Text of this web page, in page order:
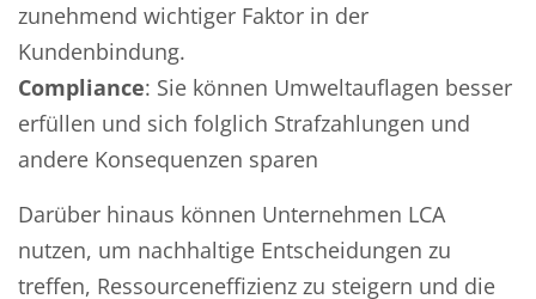
zunehmend wichtiger Faktor in der
Kundenbindung.
Compliance: Sie können Umweltauflagen besser
erfüllen und sich folglich Strafzahlungen und
andere Konsequenzen sparen
Darüber hinaus können Unternehmen LCA
nutzen, um nachhaltige Entscheidungen zu
treffen, Ressourceneffizienz zu steigern und die